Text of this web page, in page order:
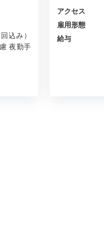
込み）
夜勤手
アクセス
雇用形態
給与